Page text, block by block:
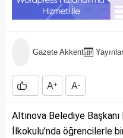
Gazete Akkent
A+ A-
Altınova Belediye
İlkokulu’nda öğrencilerle